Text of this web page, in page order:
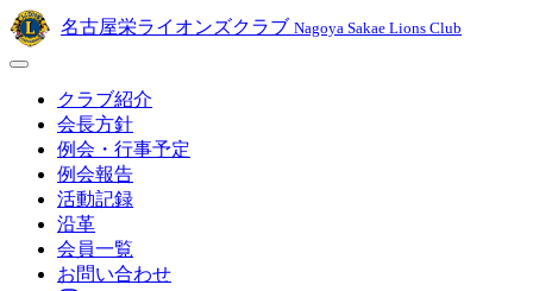
名古屋栄ライオンズクラブNagoya Sakae Lions Club
クラブ紹介
会長方針
例会・行事予定
例会報告
活動記録
沿革
会員一覧
お問い合わせ